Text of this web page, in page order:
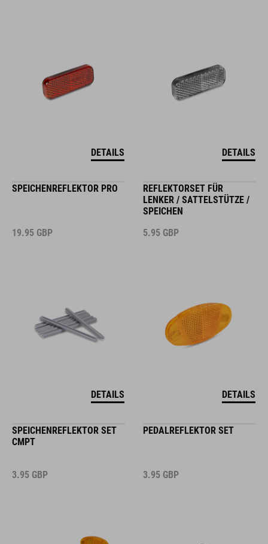
DETAILS DETAILS
SPEICHENREFLEKTOR PRO
19.95 GBP
DETAILS
REFLEKTORSET FÜR
LENKER / SATTELSTÜTZE /
SPEICHEN
5.95 GBP
DETAILS
SPEICHENREFLEKTOR SET
CMPT
3.95 GBP
PEDALREFLEKTOR SET
3.95 GBP